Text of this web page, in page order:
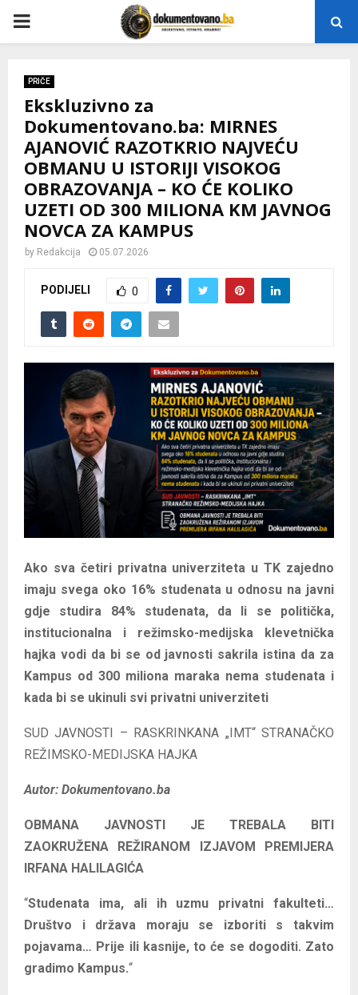
P
M
A
E
U
PRIČE
Ekskluzivno za
Dokumentovano.ba: MIRNES
AJANOVIĆ RAZOTKRIO NAJVEĆU
OBMANU U ISTORIJI VISOKOG
OBRAZOVANJA – KO ĆE KOLIKO
UZETI OD 300 MILIONA KM JAVNOG
NOVCA ZA KAMPUS
by Redakcija 05.07.2026
PODIJELI 0
Ako sva četiri privatna univerziteta u TK zajedno
imaju svega oko 16% studenata u odnosu na javni
gdje studira 84% studenata, da li se politička,
institucionalna i režimsko-medijska klevetnička
hajka vodi da bi se od javnosti sakrila istina da za
Kampus od 300 miliona maraka nema studenata i
kada bi se ukinuli svi privatni univerziteti
SUD JAVNOSTI – RASKRINKANA „IMT“ STRANAČKO
REŽIMSKO-MEDIJSKA HAJKA
Autor: Dokumentovano.ba
OBMANA JAVNOSTI JE TREBALA BITI
ZAOKRUŽENA REŽIRANOM IZJAVOM PREMIJERA
IRFANA HALILAGIĆA
“Studenata ima, ali ih uzmu privatni fakulteti…
Društvo i država moraju se izboriti s takvim
pojavama… Prije ili kasnije, to će se dogoditi. Zato
gradimo Kampus.“